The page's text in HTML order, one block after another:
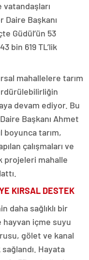
vatandaşları
Daire Başkanı
Güdül’ün 53
bin 619 TL’lik
mahallelere tarım
devam ediyor. Bu
Başkanı Ahmet
boyunca tarım,
çalışmaları ve
projeleri mahalle
KIRSAL DESTEK
daha sağlıklı bir
hayvan içme suyu
gölet ve kanal
Hayata